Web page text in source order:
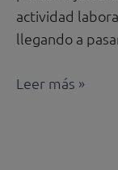
actividad
llegando a
Leer más »